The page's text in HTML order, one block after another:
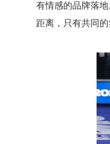
有情感的品牌落
距离，只有共同的